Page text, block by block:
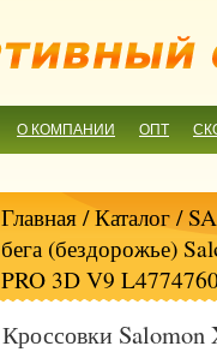
О КОМПАНИИ ОПТ
Главная/ Каталог /
бега (бездорожье)
PRO 3D V9
Кроссовки